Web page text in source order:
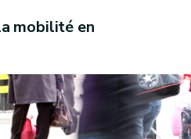
mobilité en